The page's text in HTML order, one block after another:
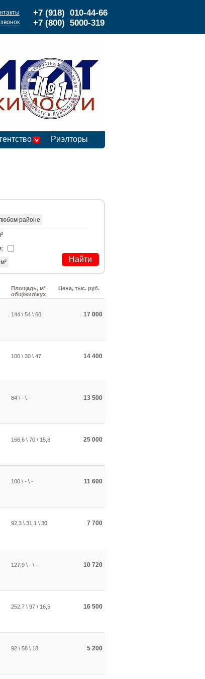
+7 (918) 010-44-66
+7 (800) 5000-319
Риэлторы
районе
м²
Площадь, м²
общ\жил\кух
Цена, тыс. руб.
144 \ 54 \ 60 17 000
100 \ 30 \ 47 14 400
84 \ - \ - 13 500
166,6 \ 70 \ 15,8 25 000
100 \ - \ - 11 600
92,3 \ 31,1 \ 30 7 700
127,9 \ - \ - 10 720
252,7 \ 97 \ 16,5 16 500
92 \ 58 \ 18 5 200